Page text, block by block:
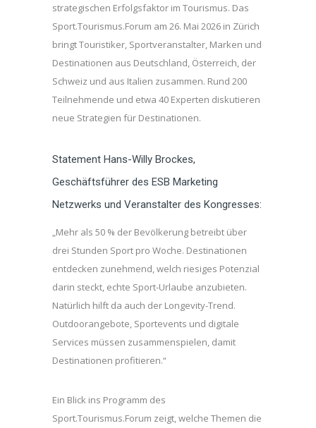
strategischen Erfolgsfaktor im Tourismus. Das
Sport.Tourismus.Forum am 26. Mai 2026 in Zürich
bringt Touristiker, Sportveranstalter, Marken und
Destinationen aus Deutschland, Österreich, der
Schweiz und aus Italien zusammen. Rund 200
Teilnehmende und etwa 40 Experten diskutieren
neue Strategien für Destinationen.
Statement Hans-Willy Brockes,
Geschäftsführer des ESB Marketing
Netzwerks und Veranstalter des Kongresses:
„Mehr als 50 % der Bevölkerung betreibt über
drei Stunden Sport pro Woche. Destinationen
entdecken zunehmend, welch riesiges Potenzial
darin steckt, echte Sport-Urlaube anzubieten.
Natürlich hilft da auch der Longevity-Trend.
Outdoorangebote, Sportevents und digitale
Services müssen zusammenspielen, damit
Destinationen profitieren.“
Ein Blick ins Programm des
Sport.Tourismus.Forum zeigt, welche Themen die